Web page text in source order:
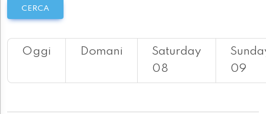
CERCA
Oggi Domani
Saturday
08
09